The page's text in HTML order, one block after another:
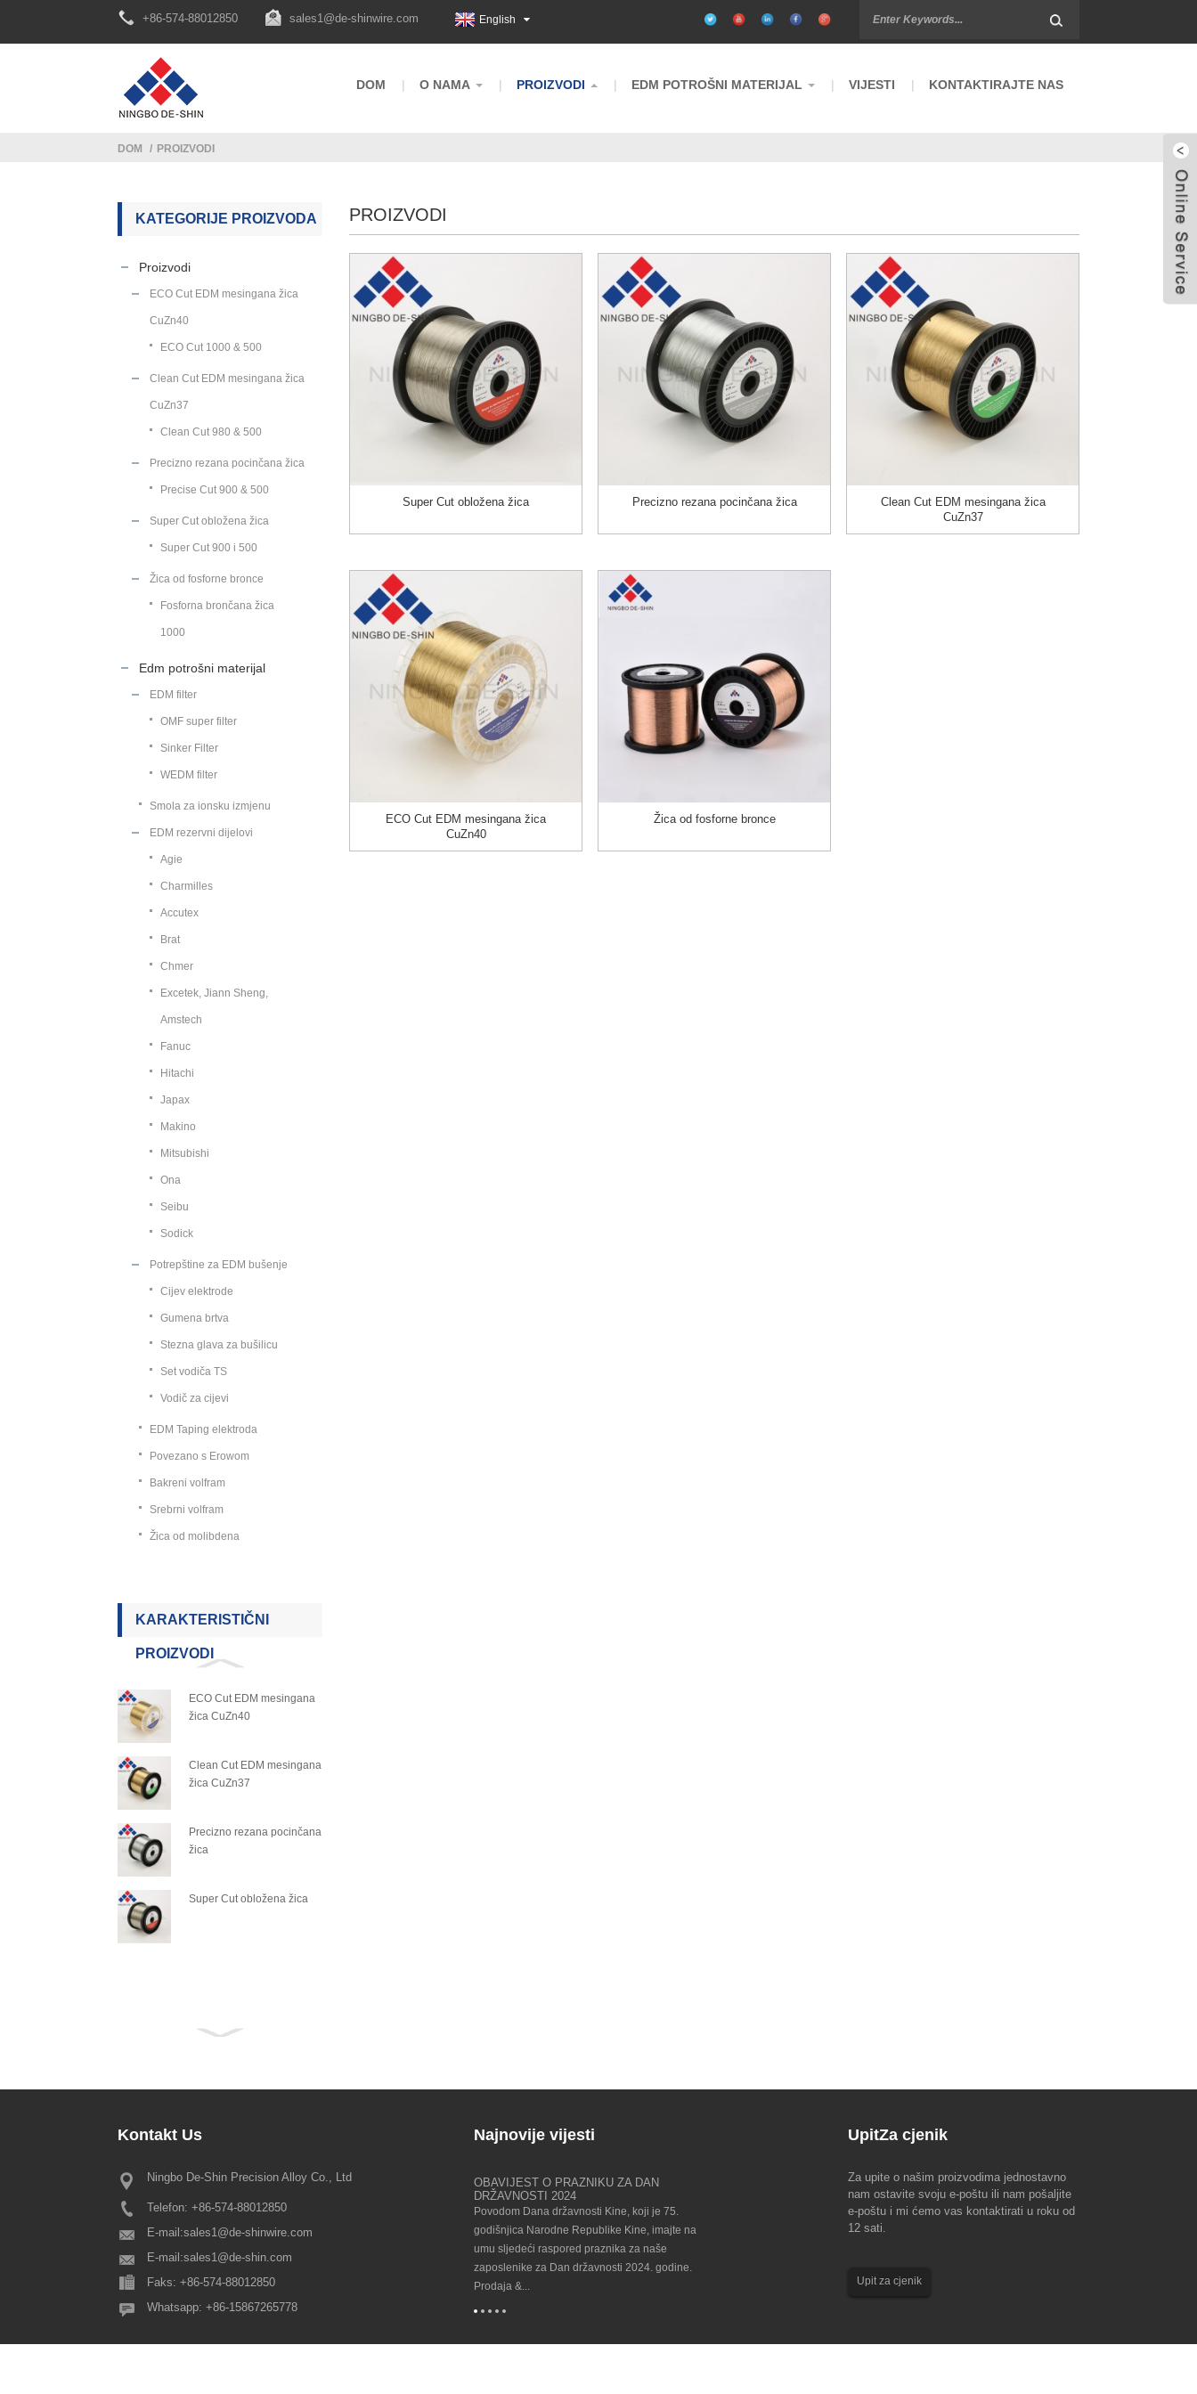
+86-574-88012850 sales1@de-shinwire.com English
DOM O NAMA PROIZVODI EDM POTROŠNI MATERIJAL VIJESTI KONTAKTIRAJTE NAS
DOM PROIZVODI
KATEGORIJE PROIZVODA
Proizvodi
ECO Cut EDM mesingana žica
CuZn40
ECO Cut 1000 & 500
Clean Cut EDM mesingana žica
CuZn37
Clean Cut 980 & 500
Precizno rezana pocinčana žica
Precise Cut 900 & 500
Super Cut obložena žica
Super Cut 900 i 500
Žica od fosforne bronce
Fosforna brončana žica
1000
Edm potrošni materijal
EDM filter
OMF super filter
Sinker Filter
WEDM filter
Smola za ionsku izmjenu
EDM rezervni dijelovi
Agie
Charmilles
Accutex
Brat
Chmer
Excetek, Jiann Sheng,
Amstech
Fanuc
Hitachi
Japax
Makino
Mitsubishi
Ona
Seibu
Sodick
Potrepštine za EDM bušenje
Cijev elektrode
Gumena brtva
Stezna glava za bušilicu
Set vodiča TS
Vodič za cijevi
EDM Taping elektroda
Povezano s Erowom
Bakreni volfram
Srebrni volfram
Žica od molibdena
KARAKTERISTIČNI
PROIZVODI
ECO Cut EDM mesingana
žica CuZn40
Clean Cut EDM mesingana
žica CuZn37
Precizno rezana pocinčana
žica
Super Cut obložena žica
PROIZVODI
Super Cut obložena žica Precizno rezana pocinčana žica
Clean Cut EDM mesingana žica
CuZn37
ECO Cut EDM mesingana žica
CuZn40
Žica od fosforne bronce
Kontakt Us
Ningbo De-Shin Precision Alloy Co., Ltd
Telefon: +86-574-88012850
E-mail:sales1@de-shinwire.com
E-mail:sales1@de-shin.com
Faks: +86-574-88012850
Whatsapp: +86-15867265778
Najnovije vijesti
Obavijest o praznicima za Proljetni festival
Dragi svi naši cijenjeni kupci, kineski tradicionalni
Proljetni festival dolazi još jednom, stoga vas
1. Proizvodnja+Inženjering+QA: fr...
OBAVIJEST O PRAZNIKU ZA DAN
DRŽAVNOSTI 2024
Povodom Dana državnosti Kine, koji je 75.
godišnjica Narodne Republike Kine, imajte na
umu sljedeći raspored praznika za naše
zaposlenike za Dan državnosti 2024. godine.
Prodaja &...
Pronađite nas na EMO Hannover 2023 (18-
Dolazi bijenalni događaj, vodeći svjetski sajam
proizvodne tehnologije, EMO Hannover 2023!
Obavijest o Festivalu zmajevih čamaca 2023
Imajte na umu sljedeći aranžman za odmor za
UpitZa cjenik
Za upite o našim proizvodima jednostavno
nam ostavite svoju e-poštu ili nam pošaljite
e-poštu i mi ćemo vas kontaktirati u roku od
12 sati.
Upit za cjenik